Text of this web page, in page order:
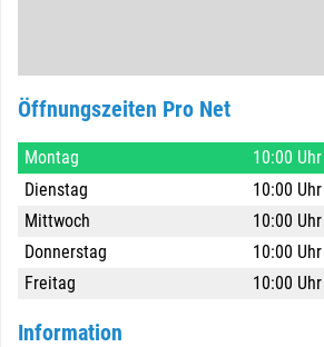
Öffnungszeiten Pro Net
Montag 10:00 Uhr
Dienstag
10:00 Uhr
Mittwoch
10:00 Uhr
Donnerstag
10:00 Uhr
Freitag
10:00 Uhr
Information